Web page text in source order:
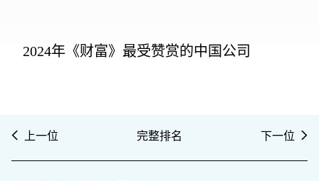
2024年《财富》最受赞赏的中国公司
上一位 完整排名 下一位